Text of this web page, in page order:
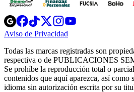
Opens
in
new
Opens
in
new
Opens
in
new
window
Opens
new
windowwindow
Aviso de Privacidad
new
window
Todas las marcas registradas son
respectiva o de PUBLICACIONES
Se prohíbe la reproducción total o
contenidos que aquí aparezca, así como
idioma sin autorización escrita por su